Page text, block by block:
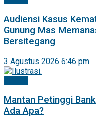
Audiensi Kasus
Gunung Mas
Bersitegang
3 Agustus 2026 6:46 pm
Mantan Petinggi
Ada Apa?